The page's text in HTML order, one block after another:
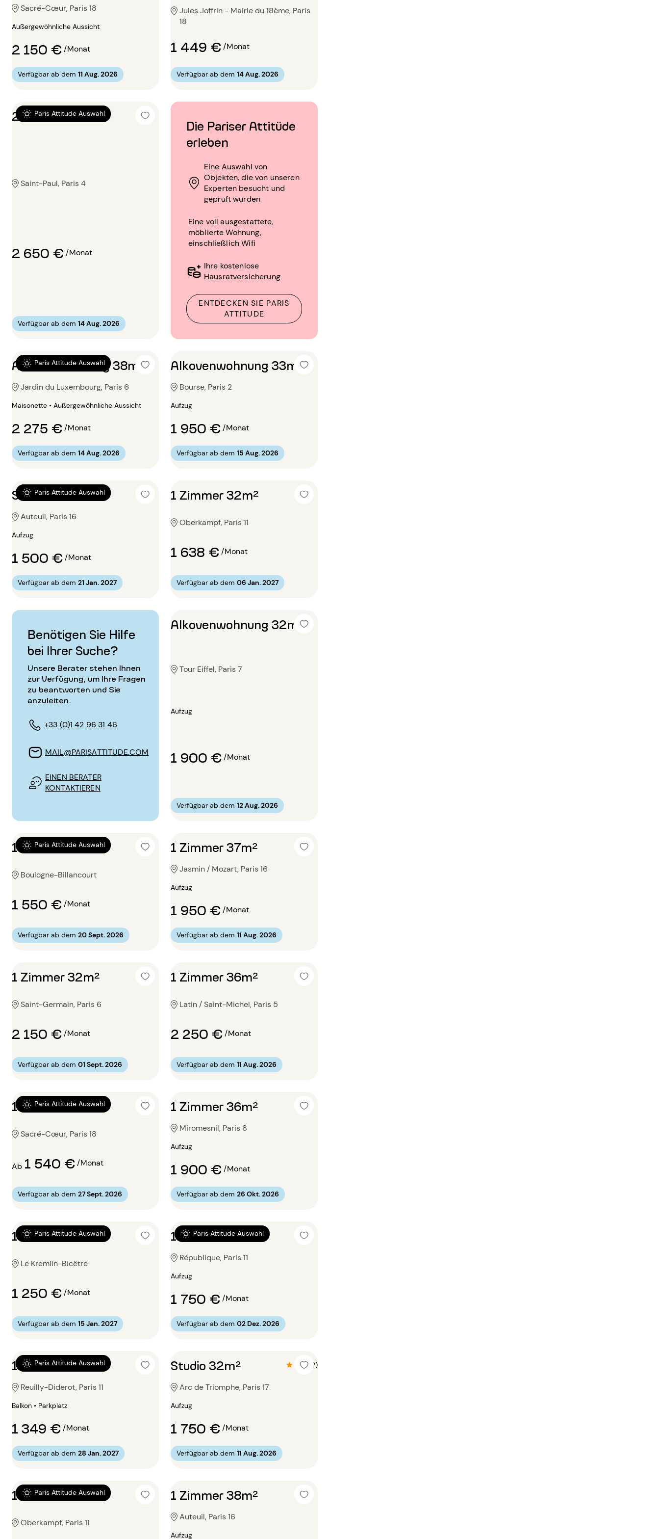
Die Pariser Attitüde
erleben
Eine Auswahl von
Objekten, die von unseren
Experten besucht und
geprüft wurden
Eine voll ausgestattete,
möblierte Wohnung,
einschließlich Wifi
Ihre kostenlose
Hausratversicherung
ENTDECKEN SIE PARIS
ATTITUDE
Benötigen Sie Hilfe
bei Ihrer Suche?
Unsere Berater stehen Ihnen
zur Verfügung, um Ihre Fragen
zu beantworten und Sie
anzuleiten.
+33 (0)1 42 96 31 46
MAIL@PARISATTITUDE.COM
EINEN BERATER
KONTAKTIEREN
Sacré-Cœur, Paris 18
Außergewöhnliche Aussicht
2 150 €/Monat
Verfügbar ab dem 11 Aug. 2026
Jules Joffrin - Mairie du 18ème, Paris
18
1 449 €/Monat
Verfügbar ab dem 14 Aug. 2026
Paris Attitude Auswahl
2 Zimmer 38m²
Saint-Paul, Paris 4
2 650 €/Monat
Verfügbar ab dem 14 Aug. 2026
Paris Attitude Auswahl
Alkovenwohnung 38m²
Jardin du Luxembourg, Paris 6
Maisonette • Außergewöhnliche Aussicht
2 275 €/Monat
Verfügbar ab dem 14 Aug. 2026
Alkovenwohnung 33m²
Bourse, Paris 2
Aufzug
1 950 €/Monat
Verfügbar ab dem 15 Aug. 2026
Paris Attitude Auswahl
Studio 33m²
Auteuil, Paris 16
Aufzug
1 500 €/Monat
Verfügbar ab dem 21 Jan. 2027
1 Zimmer 32m²
Oberkampf, Paris 11
1 638 €/Monat
Verfügbar ab dem 06 Jan. 2027
Alkovenwohnung 32m²
Tour Eiffel, Paris 7
Aufzug
1 900 €/Monat
Verfügbar ab dem 12 Aug. 2026
Paris Attitude Auswahl
1 Zimmer 36m²
Boulogne-Billancourt
1 550 €/Monat
Verfügbar ab dem 20 Sept. 2026
1 Zimmer 37m²
Jasmin / Mozart, Paris 16
Aufzug
1 950 €/Monat
Verfügbar ab dem 11 Aug. 2026
1 Zimmer 32m²
Saint-Germain, Paris 6
2 150 €/Monat
Verfügbar ab dem 01 Sept. 2026
1 Zimmer 36m²
Latin / Saint-Michel, Paris 5
2 250 €/Monat
Verfügbar ab dem 11 Aug. 2026
Paris Attitude Auswahl
1 Zimmer 34m²
Sacré-Cœur, Paris 18
Ab 1 540 €/Monat
Verfügbar ab dem 27 Sept. 2026
1 Zimmer 36m²
Miromesnil, Paris 8
Aufzug
1 900 €/Monat
Verfügbar ab dem 26 Okt. 2026
Paris Attitude Auswahl
1 Zimmer 33m²
Le Kremlin-Bicêtre
1 250 €/Monat
Verfügbar ab dem 15 Jan. 2027
Paris Attitude Auswahl
1 Zimmer 34m²
République, Paris 11
Aufzug
1 750 €/Monat
Verfügbar ab dem 02 Dez. 2026
Paris Attitude Auswahl
1 Zimmer 32m²
Reuilly-Diderot, Paris 11
Balkon • Parkplatz
1 349 €/Monat
Verfügbar ab dem 28 Jan. 2027
Studio 32m² 4.9 (12)
Arc de Triomphe, Paris 17
Aufzug
1 750 €/Monat
Verfügbar ab dem 11 Aug. 2026
Paris Attitude Auswahl
1 Zimmer 33m²
Oberkampf, Paris 11
1 Zimmer 38m²
Auteuil, Paris 16
Aufzug